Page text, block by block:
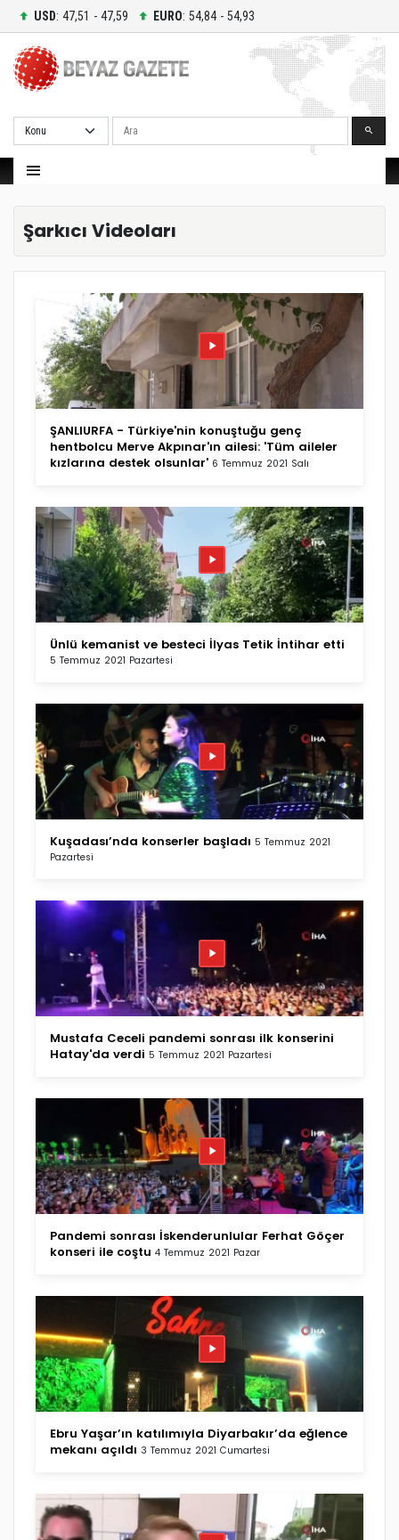
USD: 47,51 - 47,59 EURO: 54,84 - 54,93
Ara
Şarkıcı Videoları
ŞANLIURFA - Türkiye'nin konuştuğu genç
hentbolcu Merve Akpınar'ın ailesi: 'Tüm aileler
kızlarına destek olsunlar' 6 Temmuz 2021 Salı
Ünlü kemanist ve besteci İlyas Tetik İntihar etti
5 Temmuz 2021 Pazartesi
Kuşadası’nda konserler başladı 5 Temmuz 2021
Pazartesi
Mustafa Ceceli pandemi sonrası ilk konserini
Hatay'da verdi 5 Temmuz 2021 Pazartesi
Pandemi sonrası İskenderunlular Ferhat Göçer
konseri ile coştu 4 Temmuz 2021 Pazar
Ebru Yaşar’ın katılımıyla Diyarbakır’da eğlence
mekanı açıldı 3 Temmuz 2021 Cumartesi